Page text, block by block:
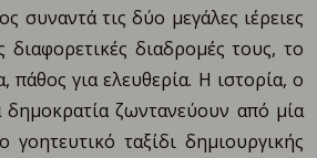
τις δύο μεγάλες ιέρειες
διαδρομές τους, το
για ελευθερία. Η ιστορία, ο
ζωντανεύουν από μία
ταξίδι δημιουργικής